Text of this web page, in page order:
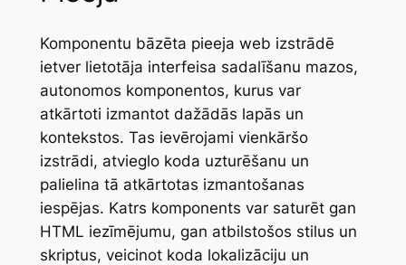
Komponentu bāzēta pieeja web izstrādē
ietver lietotāja interfeisa sadalīšanu mazos,
autonomos komponentos, kurus var
atkārtoti izmantot dažādās lapās un
kontekstos. Tas ievērojami vienkāršo
izstrādi, atvieglo koda uzturēšanu un
palielina tā atkārtotas izmantošanas
iespējas. Katrs komponents var saturēt gan
HTML iezīmējumu, gan atbilstošos stilus un
skriptus, veicinot koda lokalizāciju un